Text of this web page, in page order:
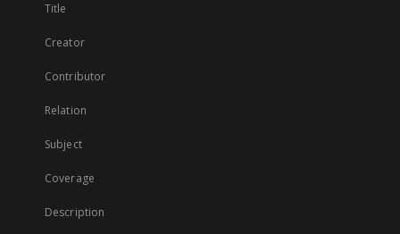
Title
Creator
Contributor
Relation
Subject
Coverage
Description